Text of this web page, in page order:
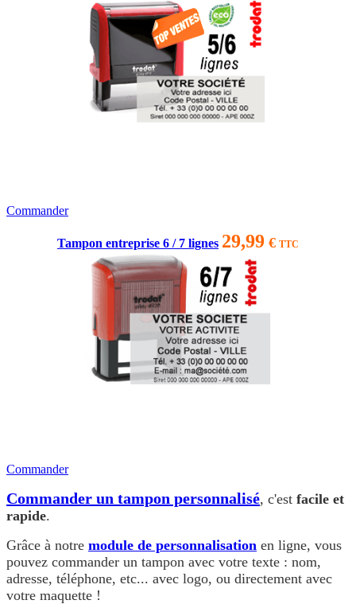
Commander
Tampon entreprise 6 / 7 lignes 29,99 € TTC
Commander
Commander un tampon personnalisé, c'est facile et
rapide.
Grâce à notre module de personnalisation en ligne, vous
pouvez commander un tampon avec votre texte : nom,
adresse, téléphone, etc... avec logo, ou directement avec
votre maquette !